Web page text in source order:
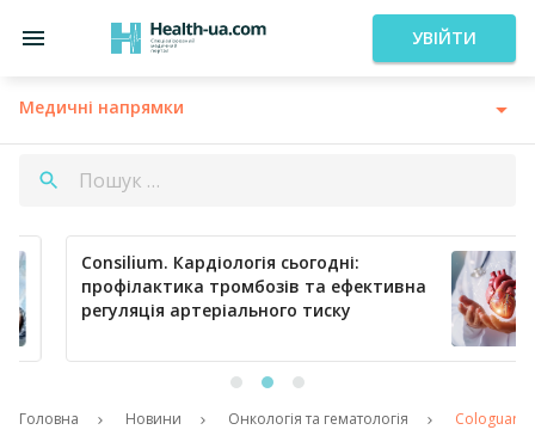
УВІЙТИ
Медичні напрямки
Consilium. Кардіологія сьогодні:
профілактика тромбозів та ефективна
регуляція артеріального тиску
Головна Новини Онкологія та гематологія Cologuard